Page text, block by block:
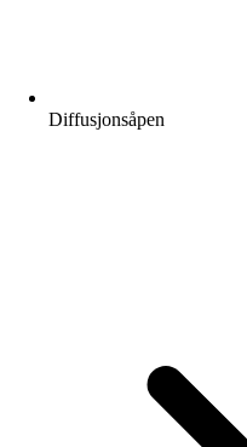
Diffusjonsåpen